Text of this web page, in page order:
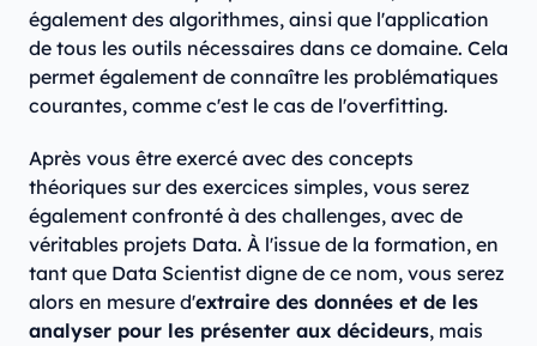
également des algorithmes, ainsi que l'application
de tous les outils nécessaires dans ce domaine. Cela
permet également de connaître les problématiques
courantes, comme c'est le cas de l'overfitting.
Après vous être exercé avec des concepts
théoriques sur des exercices simples, vous serez
également confronté à des challenges, avec de
véritables projets Data. À l'issue de la formation, en
tant que Data Scientist digne de ce nom, vous serez
alors en mesure d'extraire des données et de les
analyser pour les présenter aux décideurs, mais